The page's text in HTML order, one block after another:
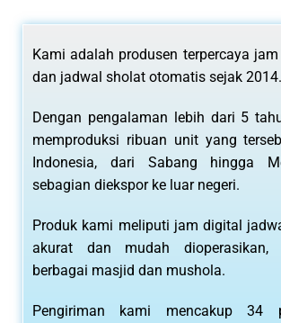
Kami adalah produsen terpercaya
dan jadwal sholat otomatis sejak 2014.
Dengan pengalaman lebih dari 5
memproduksi ribuan unit yang
Indonesia, dari Sabang hingga
sebagian diekspor ke luar negeri.
Produk kami meliputi jam digital
akurat dan mudah dioperasikan,
berbagai masjid dan mushola.
Pengiriman kami mencakup 34